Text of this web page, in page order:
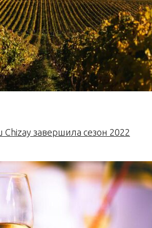
Chizay завершила сезон 2022